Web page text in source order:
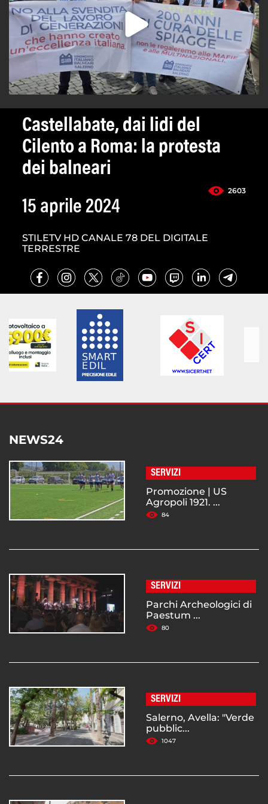
Castellabate, dai lidi del
Cilento a Roma: la protesta
dei balneari
2603
15 aprile 2024
STILETV HD CANALE 78 DEL DIGITALE
TERRESTRE
NEWS24
SERVIZI
Promozione | US
Agropoli 1921. ...
84
SERVIZI
Parchi Archeologici di
Paestum ...
80
SERVIZI
Salerno, Avella: "Verde
pubblic...
1047